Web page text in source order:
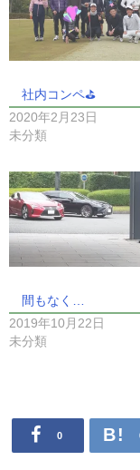
社内コンペ⛳
2020年2月23日
未分類
間もなく…
2019年10月22日
未分類
0